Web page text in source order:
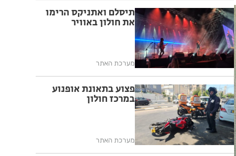
תיסלם ואתניקס הרימו
את חולון באוויר
מערכת האתר
פצוע בתאונת אופנוע
במרכז חולון
מערכת האתר